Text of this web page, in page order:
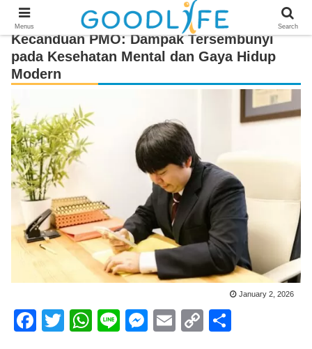
Kecanduan PMO: Dampak Tersembunyi
pada Kesehatan Mental dan Gaya Hidup
Modern
January 2, 2026
F
T
W
Li
M
E
C
Menus Search